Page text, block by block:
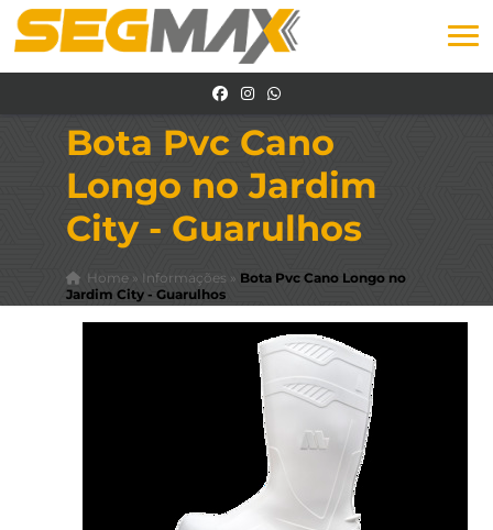
Bota Pvc Cano
Longo no Jardim
City - Guarulhos
Home» Informações » Bota Pvc Cano Longo no
Jardim City - Guarulhos